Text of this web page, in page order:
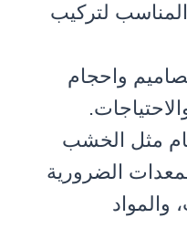
لتركيب
واحجام
مثل الخشب
الضرورية
والمواد